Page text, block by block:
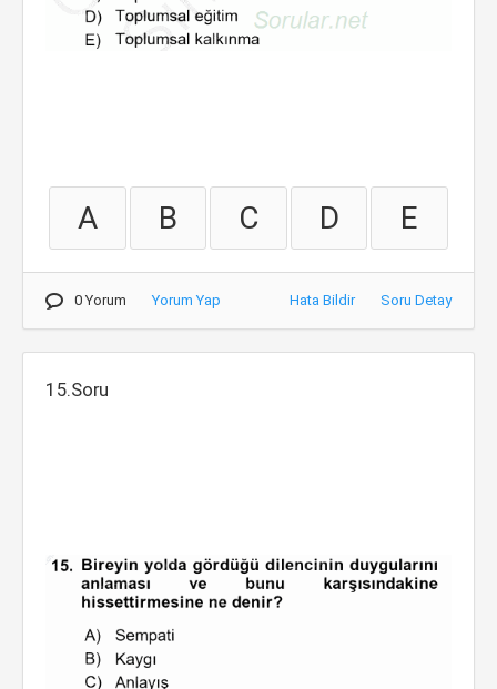
A B C D E
0 Yorum Yorum Yap Hata Bildir Soru Detay
15.Soru